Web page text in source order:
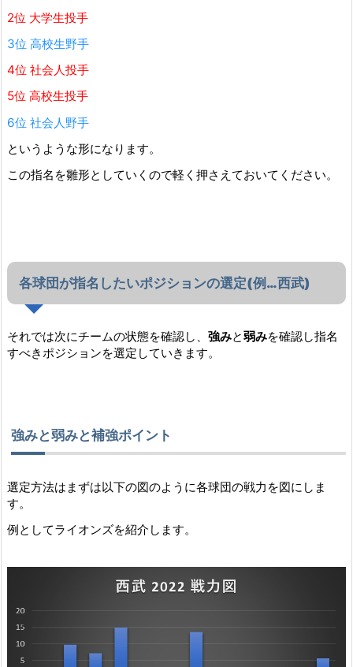
2位 大学生投手
3位 高校生野手
4位 社会人投手
5位 高校生投手
6位 社会人野手
というような形になります。
この指名を雛形としていくので軽く押さえておいてください。
各球団が指名したいポジションの選定(例…西武)
それでは次にチームの状態を確認し、 強みと弱みを確認し指名
すべきポジションを選定していきます。
強みと弱みと補強ポイント
選定方法はまずは以下の図のように各球団の戦力を図にしま
す。
例としてライオンズを紹介します。